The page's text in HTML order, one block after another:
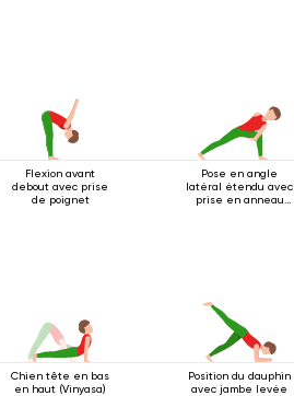
Flexion avant
debout avec prise
de poignet
Pose en angle
latéral étendu avec
prise en anneau
Chien tête en bas
en haut (Vinyasa)
Position du dauphin
avec jambe levée